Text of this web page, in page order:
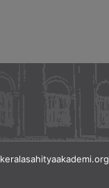
keralasahityaakademi.org